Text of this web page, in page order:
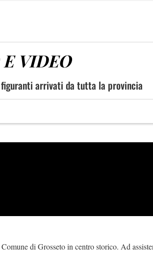
VIDEO
arrivati da tutta la provincia
di Grosseto in centro storico. Ad